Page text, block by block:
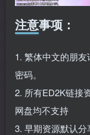
注意事项：
1. 繁体中文的朋
密码。
2. 所有ED2K链接
网盘均不支持
3. 早期资源默认